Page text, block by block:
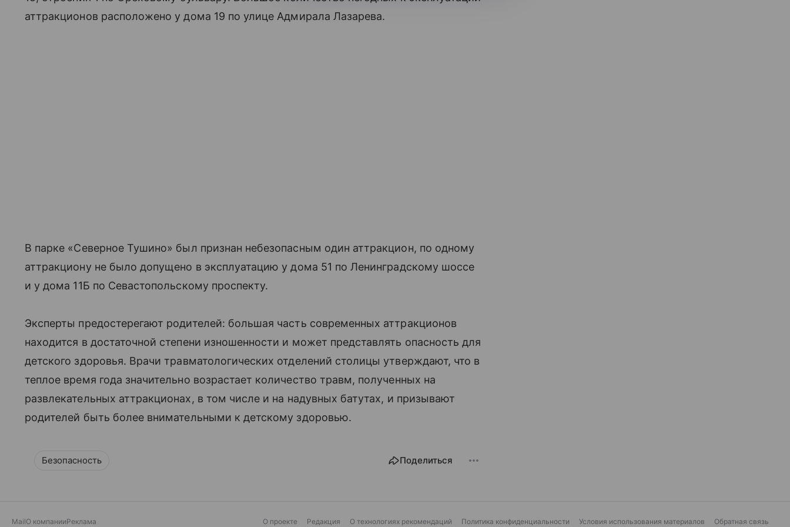
аттракционов расположено у дома 19 по улице Адмирала Лазарева.
В парке «Северное Тушино» был признан небезопасным один аттракцион, по одному
аттракциону не было допущено в эксплуатацию у дома 51 по Ленинградскому шоссе
и у дома 11Б по Севастопольскому проспекту.
Эксперты предостерегают родителей: большая часть современных аттракционов
находится в достаточной степени изношенности и может представлять опасность для
детского здоровья. Врачи травматологических отделений столицы утверждают, что в
теплое время года значительно возрастает количество травм, полученных на
развлекательных аттракционах, в том числе и на надувных батутах, и призывают
родителей быть более внимательными к детскому здоровью.
Безопасность Поделиться
MailО компанииРеклама О проекте Редакция О технологиях рекомендаций Политика конфиденциальности Условия использования материалов Обратная связь